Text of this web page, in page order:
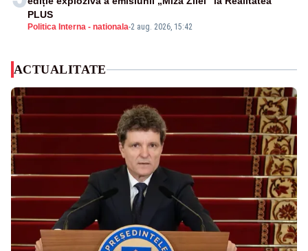
Politica Interna - nationala-2 aug. 2026, 15:42
PLUS
ACTUALITATE